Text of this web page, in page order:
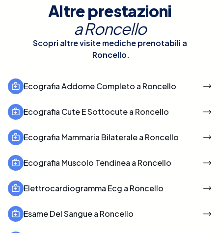
Altre prestazioni
aRoncello
Scopri altre visite mediche prenotabili a
Roncello.
Ecografia Addome Completo a Roncello
Ecografia Cute E Sottocute a Roncello
Ecografia Mammaria Bilaterale a Roncello
Ecografia Muscolo Tendinea a Roncello
Elettrocardiogramma Ecg a Roncello
Esame Del Sangue a Roncello